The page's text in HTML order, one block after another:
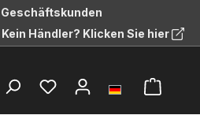
Kein Händler? Klicken Sie hier